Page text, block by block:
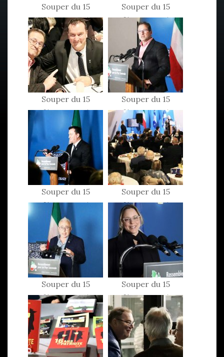
Souper du 15
février 2025
Souper du 15
février 2025
Souper du 15
février 2025
Souper du 15
février 2025
Souper du 15
février 2025
Souper du 15
février 2025
Souper du 15
février 2025
Souper du 15
février 2025